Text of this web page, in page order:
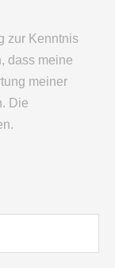
zur Kenntnis
dass meine
meiner
Die